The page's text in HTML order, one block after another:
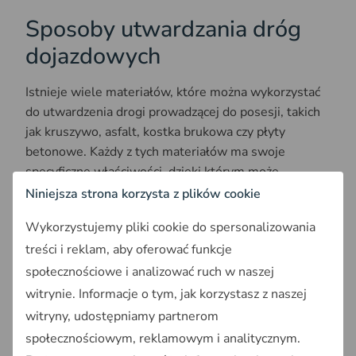
Sposoby utwardzania dróg
dojazdowych
Istnieje wiele materiałów, które można wykorzystać
do utwardzenia drogi prowadzącej do posesji, takich
jak kruszywo, asfalt, kostka brukowa czy płyty
betonowe. Każdy z tych materiałów ma swoje
specyficzne właściwości, dzięki którym może
sprawdzić się w różnych warunkach. Poniżej
Droga z kruszywa
Do budowy drogi z kruszywa stosuje się materiały
takie jak tłuczeń, kliniec czy kamienie. Proces polega
na wykorytowaniu trasy na odpowiednią głębokość,
przygotowaniu podsypki piaskowej oraz
Niniejsza strona korzysta z plików cookie
Wykorzystujemy pliki cookie do spersonalizowania
treści i reklam, aby oferować funkcje
społecznościowe i analizować ruch w naszej
witrynie. Informacje o tym, jak korzystasz z naszej
witryny, udostępniamy partnerom
społecznościowym, reklamowym i analitycznym.